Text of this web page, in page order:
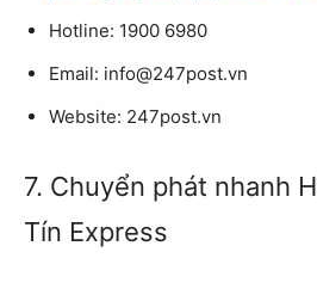
Hotline: 1900 6980
Email: info@247post.vn
Website: 247post.vn
7. Chuyển phát nhanh
Tín Express